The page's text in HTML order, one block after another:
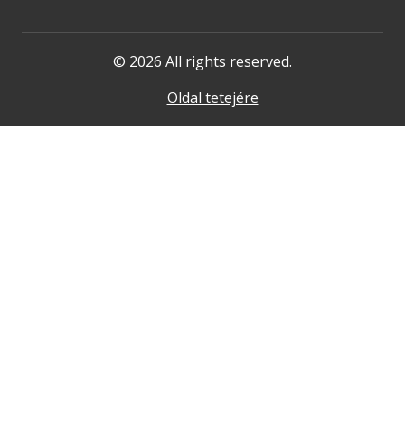
© 2026 All rights reserved.
Oldal tetejére